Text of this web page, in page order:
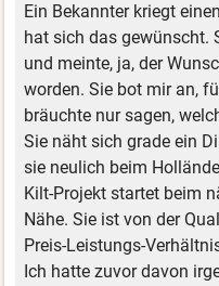
Ein Bekannter kriegt
hat sich das gewünscht.
und meinte, ja, der
worden. Sie bot mir an,
bräuchte nur sagen,
Sie näht sich grade ein
sie neulich beim
Kilt-Projekt startet beim
Nähe. Sie ist von der
Preis-Leistungs-
Ich hatte zuvor davon